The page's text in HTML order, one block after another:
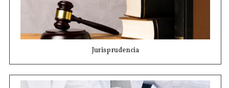
Jurisprudencia